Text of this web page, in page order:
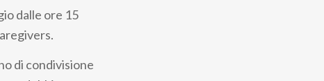
dalle ore 15
di condivisione